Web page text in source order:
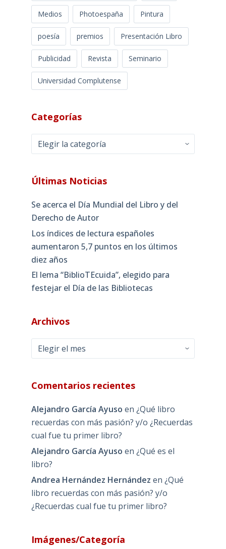
Medios Photoespaña Pintura
poesía premios Presentación Libro
Publicidad Revista Seminario
Universidad Complutense
Categorías
Categorías
Últimas Noticias
Se acerca el Día Mundial del Libro y del
Derecho de Autor
Los índices de lectura españoles
aumentaron 5,7 puntos en los últimos
diez años
El lema “BiblioTEcuida”, elegido para
festejar el Día de las Bibliotecas
Archivos
Archivos
Comentarios recientes
Alejandro García Ayuso en ¿Qué libro
recuerdas con más pasión? y/o ¿Recuerdas
cual fue tu primer libro?
Alejandro García Ayuso en ¿Qué es el
libro?
Andrea Hernández Hernández en ¿Qué
libro recuerdas con más pasión? y/o
¿Recuerdas cual fue tu primer libro?
Imágenes/Categoría